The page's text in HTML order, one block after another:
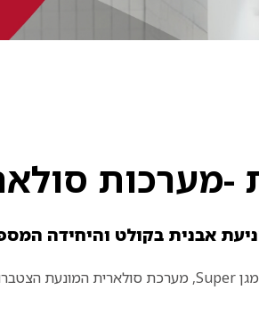
אבנית בקולט והיחידה
Super, מערכת סולארית המונעת